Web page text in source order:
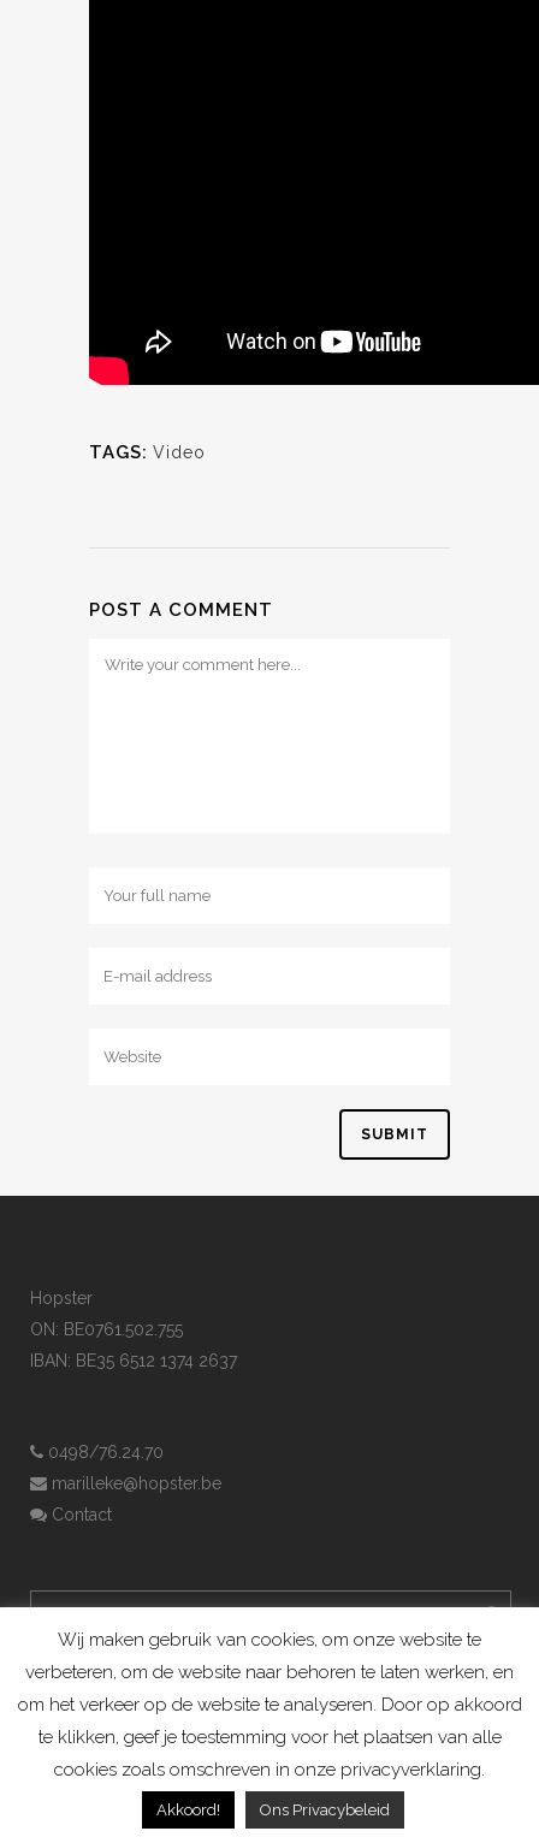
TAGS: Video
POST A COMMENT
Hopster
ON: BE0761.502.755
IBAN: BE35 6512 1374 2637
0498/76.24.70
marilleke@hopster.be
Contact
Konijnenadviesbureau Hopster ©2019
Wij maken gebruik van cookies, om onze website te
verbeteren, om de website naar behoren te laten werken, en
om het verkeer op de website te analyseren. Door op akkoord
te klikken, geef je toestemming voor het plaatsen van alle
cookies zoals omschreven in onze privacyverklaring.
Akkoord! Ons Privacybeleid
Algemene Voorwaarden